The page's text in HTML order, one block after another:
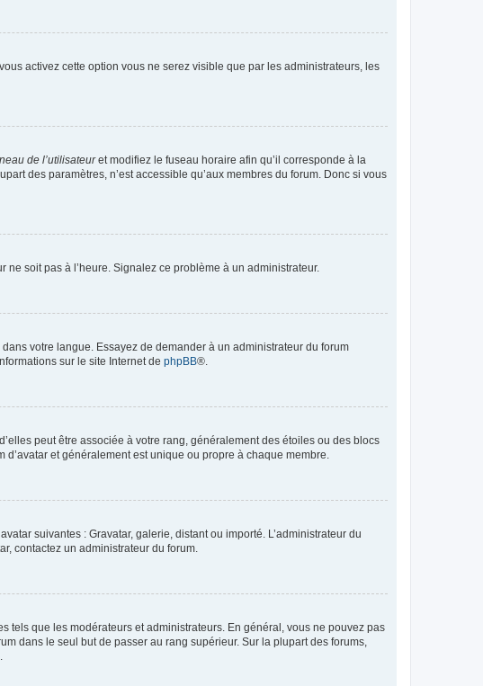
vous activez cette option vous ne serez visible que par les administrateurs, les
de l’utilisateuret modifiez le fuseau horaire afin qu’il corresponde à la
des paramètres, n’est accessible qu’aux membres du forum. Donc si vous
soit pas à l’heure. Signalez ce problème à un administrateur.
votre langue. Essayez de demander à un administrateur du forum
sur le site Internet de phpBB®.
peut être associée à votre rang, généralement des étoiles ou des blocs
et généralement est unique ou propre à chaque membre.
suivantes : Gravatar, galerie, distant ou importé. L’administrateur du
contactez un administrateur du forum.
tels que les modérateurs et administrateurs. En général, vous ne pouvez pas
dans le seul but de passer au rang supérieur. Sur la plupart des forums,